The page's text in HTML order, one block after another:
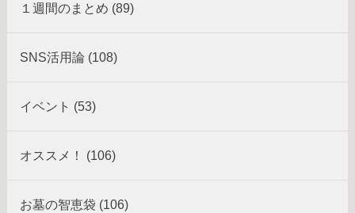
１週間のまとめ (89)
SNS活用論 (108)
イベント (53)
オススメ！ (106)
お墓の智恵袋 (106)